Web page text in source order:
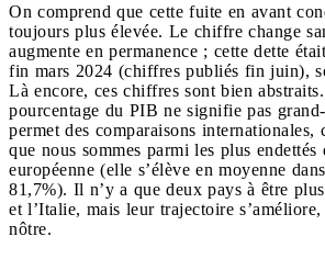
On comprend que cette fuite en avant
toujours plus élevée. Le chiffre change
augmente en permanence ; cette dette
fin mars 2024 (chiffres publiés fin juin),
Là encore, ces chiffres sont bien
pourcentage du PIB ne signifie pas
permet des comparaisons internationales,
que nous sommes parmi les plus endettés
européenne (elle s’élève en moyenne
81,7%). Il n’y a que deux pays à être
et l’Italie, mais leur trajectoire
nôtre.